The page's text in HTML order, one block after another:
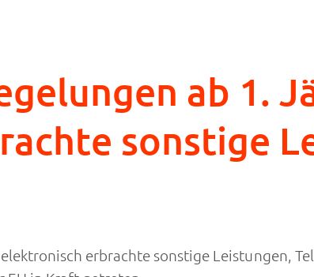
ab 1.
sonstige
erbrachte sonstige Leistungen,